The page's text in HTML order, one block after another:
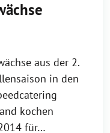
aus der 2.
in den
kochen
für…